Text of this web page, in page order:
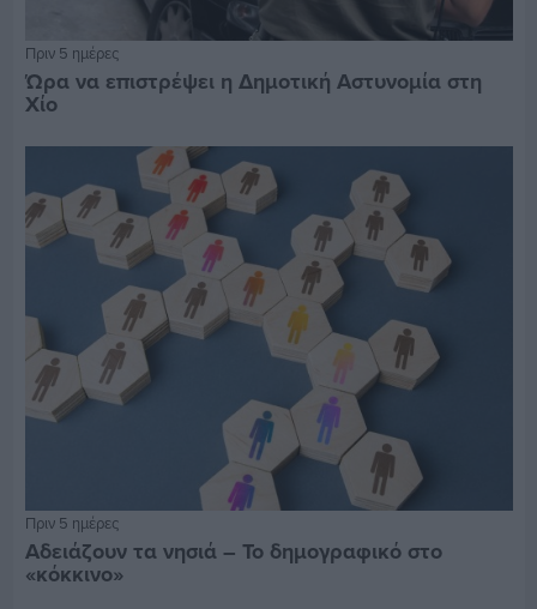
Πριν 5 ημέρες
Ώρα να επιστρέψει η Δημοτική Αστυνομία στη
Χίο
Πριν 5 ημέρες
Αδειάζουν τα νησιά – Το δημογραφικό στο
«κόκκινο»